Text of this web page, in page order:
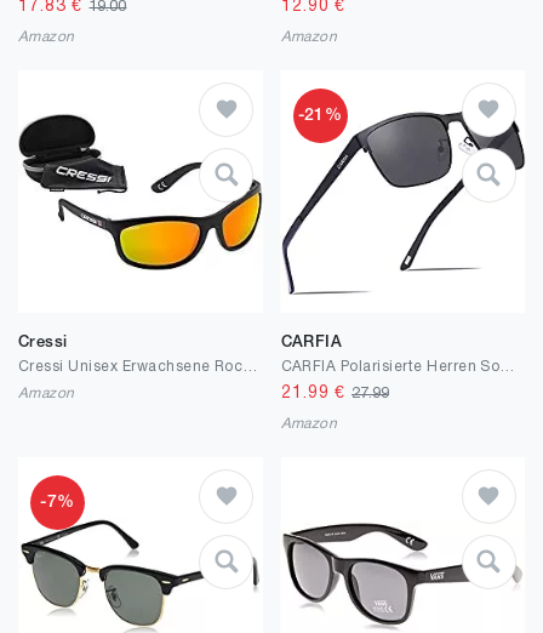
17.83 €19.00
Amazon
12.90 €
Amazon
Cressi
Amazon
-21%
CARFIA
21.99 € 27.99
Amazon
-7%